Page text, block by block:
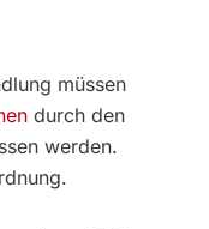
müssen
durch den
werden.